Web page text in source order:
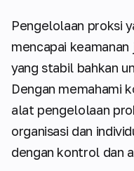
Pengelolaan proksi
mencapai keamanan
yang stabil bahkan
Dengan memahami
alat pengelolaan
organisasi dan
dengan kontrol dan